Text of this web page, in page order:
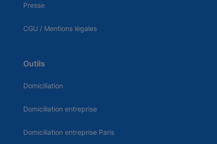
Presse
CGU / Mentions légales
Outils
Domiciliation
Domiciliation entreprise
Domiciliation entreprise Paris